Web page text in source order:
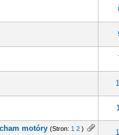
motóry (Stron: 1 2 )